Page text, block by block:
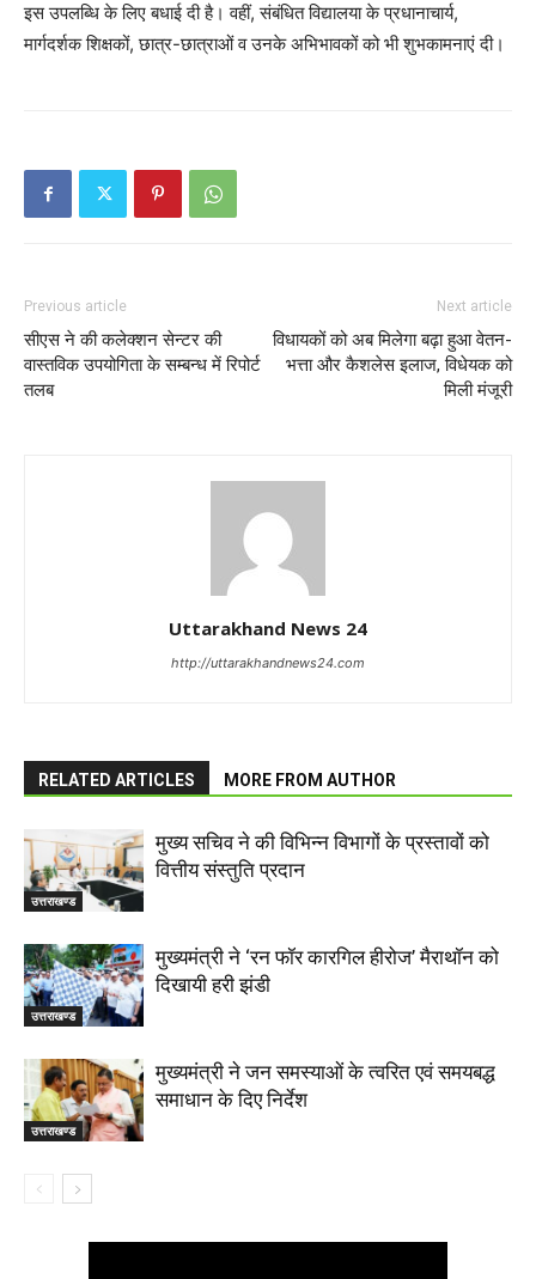
इस उपलब्धि के लिए बधाई दी है। वहीं, संबंधित विद्यालया के प्रधानाचार्य,
मार्गदर्शक शिक्षकों, छात्र-छात्राओं व उनके अभिभावकों को भी शुभकामनाएं दी।
Previous article
सीएस ने की कलेक्शन सेन्टर की
वास्तविक उपयोगिता के सम्बन्ध में रिपोर्ट
तलब
Next article
विधायकों को अब मिलेगा बढ़ा हुआ वेतन-
भत्ता और कैशलेस इलाज, विधेयक को
मिली मंजूरी
Uttarakhand News 24
http://uttarakhandnews24.com
RELATED ARTICLES MORE FROM AUTHOR
उत्तराखण्ड
मुख्य सचिव ने की विभिन्न विभागों के प्रस्तावों को
वित्तीय संस्तुति प्रदान
उत्तराखण्ड
मुख्यमंत्री ने ‘रन फॉर कारगिल हीरोज’ मैराथॉन को
दिखायी हरी झंडी
उत्तराखण्ड
मुख्यमंत्री ने जन समस्याओं के त्वरित एवं समयबद्ध
समाधान के दिए निर्देश